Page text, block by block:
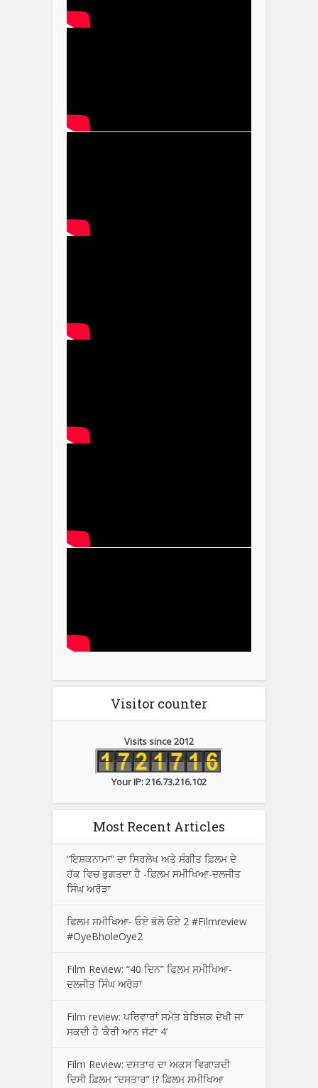
Visitor counter
Visits since 2012
Your IP: 216.73.216.102
Most Recent Articles
“ਇਸ਼ਕਨਾਮਾ” ਦਾ ਸਿਰਲੇਖ ਅਤੇ ਸੰਗੀਤ ਫ਼ਿਲਮ ਦੇ
ਹੱਕ ਵਿਚ ਭੁਗਤਦਾ ਹੈ -ਫ਼ਿਲਮ ਸਮੀਖਿਆ-ਦਲਜੀਤ
ਸਿੰਘ ਅਰੋੜਾ
ਫਿਲਮ ਸਮੀਖਿਆ- ਓਏ ਭੋਲੇ ਓਏ 2 #Filmreview
#OyeBholeOye2
Film Review: “40 ਦਿਨ” ਫਿਲਮ ਸਮੀਖਿਆ-
ਦਲਜੀਤ ਸਿੰਘ ਅਰੋੜਾ
Film review: ਪਰਿਵਾਰਾਂ ਸਮੇਤ ਬੇਝਿਜਕ ਦੇਖੀ ਜਾ
ਸਕਦੀ ਹੈ ‘ਕੈਰੀ ਆਨ ਜੱਟਾ 4’
Film Review: ਦਸਤਾਰ ਦਾ ਅਕਸ ਵਿਗਾੜਦੀ
ਦਿਸੀ ਫ਼ਿਲਮ “ਦਸਤਾਰ” !? ਫ਼ਿਲਮ ਸਮੀਖਿਆ